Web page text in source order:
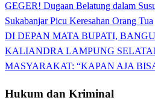
GEGER! Dugaan Belatung dalam
Sukabanjar Picu Keresahan Orang Tua
DI DEPAN MATA BUPATI,
KALIANDRA LAMPUNG
MASYARAKAT: “KAPAN AJA
Hukum dan Kriminal